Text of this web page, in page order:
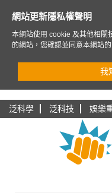
泛科學 泛科技 娛樂
網站更新隱私權聲明
本網站使用 cookie 及其他相關
的網站，您確認並同意本網站
我